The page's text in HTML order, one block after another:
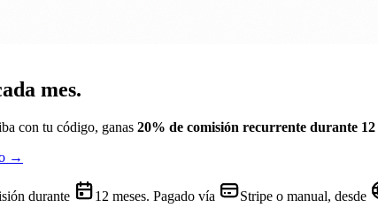
mes.
con tu código, ganas 20% de comisión recurrente durante 12
→
durante 12 meses. Pagado vía Stripe o manual, desde